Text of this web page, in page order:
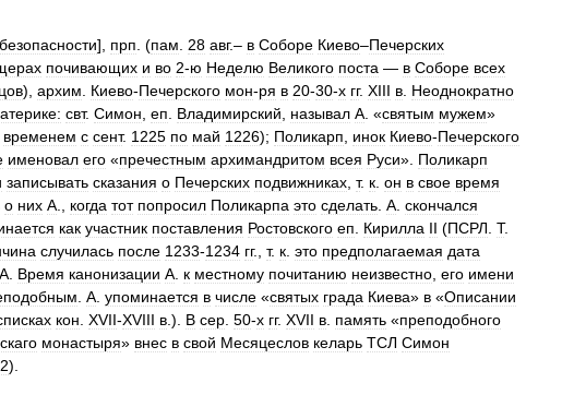
безопасности], прп . (пам 28 авг.– в Соборе Киево–Печерских
почивающих и во 2-ю Неделю Великого поста — в Соборе всех
), архим Киево-Печерского мон-ря в 20-30-х гг. XIII в Неоднократно
свт. Симон еп Владимирский называл А . «святым мужем»
временем с сент. 1225 по май 1226); Поликарп инок Киево-Печерского
именовал его «пречестным архимандритом всея Руси». Поликарп
записывать сказания о Печерских подвижниках т. к он в свое время
о них А когда тот попросил Поликарпа это сделать А скончался
как участник поставления Ростовского еп Кирилла II (ПСРЛ Т.
случилась после 1233-1234 гг., т. к это предполагаемая дата
А Время канонизации А к местному почитанию неизвестно его имени
А упоминается в числе «святых града Киева» в «Описании
кон XVII-XVIII в .). В сер 50-х гг. XVII в память «преподобного
монастыря» внес в свой Месяцеслов келарь ТСЛ Симон
).